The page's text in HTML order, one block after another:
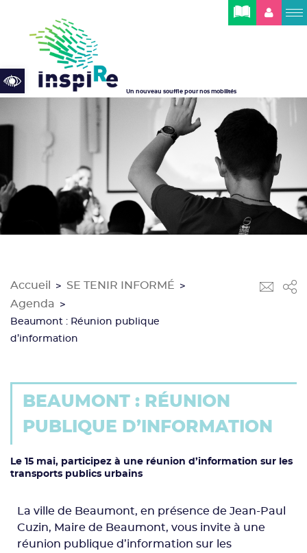
Open toolbar
Un nouveau souffle pour nos mobilités
Accueil > SE TENIR INFORMÉ >
Agenda >
Beaumont : Réunion publique
d’information
BEAUMONT : RÉUNION
PUBLIQUE D’INFORMATION
Le 15 mai, participez à une réunion d’information sur les
transports publics urbains
La ville de Beaumont, en présence de Jean-Paul
Cuzin, Maire de Beaumont, vous invite à une
réunion publique d’information sur les